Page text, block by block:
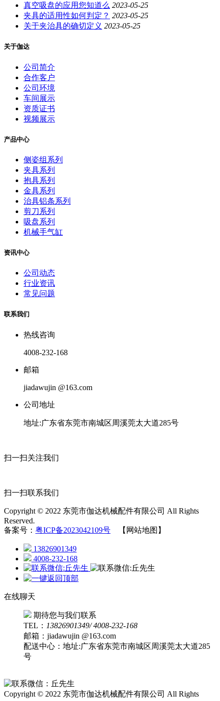
真空吸盘的应用您知道么 2023-05-25
夹具的适用性如何判定？ 2023-05-25
关于夹治具的确切定义 2023-05-25
关于伽达
公司简介
合作客户
公司环境
车间展示
资质证书
视频展示
产品中心
侧姿组系列
夹具系列
抱具系列
金具系列
治具铝条系列
剪刀系列
吸盘系列
机械手气缸
资讯中心
公司动态
行业资讯
常见问题
联系我们
热线咨询
4008-232-168
邮箱
jiadawujin @163.com
公司地址
地址:广东省东莞市南城区周溪莞太大道285号
扫一扫关注我们
扫一扫联系我们
Copyright © 2022 东莞市伽达机械配件有限公司 All Rights
Reserved.
备案号： 粤ICP备2023042109号 【网站地图】
13826901349
4008-232-168
在线聊天
期待您与我们联系
TEL： 13826901349/ 4008-232-168
邮箱：jiadawujin @163.com
配送中心：地址:广东省东莞市南城区周溪莞太大道285
号
Copyright © 2022 东莞市伽达机械配件有限公司 All Rights